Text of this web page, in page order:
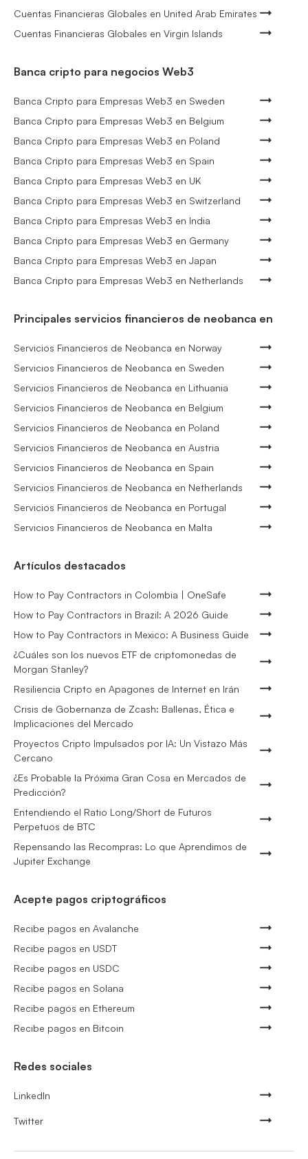
Cuentas Financieras Globales en United Arab Emirates
Cuentas Financieras Globales en Virgin Islands
Banca cripto para negocios Web3
Banca Cripto para Empresas Web3 en Sweden
Banca Cripto para Empresas Web3 en Belgium
Banca Cripto para Empresas Web3 en Poland
Banca Cripto para Empresas Web3 en Spain
Banca Cripto para Empresas Web3 en UK
Banca Cripto para Empresas Web3 en Switzerland
Banca Cripto para Empresas Web3 en India
Banca Cripto para Empresas Web3 en Germany
Banca Cripto para Empresas Web3 en Japan
Banca Cripto para Empresas Web3 en Netherlands
Principales servicios financieros de neobanca en
Servicios Financieros de Neobanca en Norway
Servicios Financieros de Neobanca en Sweden
Servicios Financieros de Neobanca en Lithuania
Servicios Financieros de Neobanca en Belgium
Servicios Financieros de Neobanca en Poland
Servicios Financieros de Neobanca en Austria
Servicios Financieros de Neobanca en Spain
Servicios Financieros de Neobanca en Netherlands
Servicios Financieros de Neobanca en Portugal
Servicios Financieros de Neobanca en Malta
Artículos destacados
How to Pay Contractors in Colombia | OneSafe
How to Pay Contractors in Brazil: A 2026 Guide
How to Pay Contractors in Mexico: A Business Guide
¿Cuáles son los nuevos ETF de criptomonedas de
Morgan Stanley?
Resiliencia Cripto en Apagones de Internet en Irán
Crisis de Gobernanza de Zcash: Ballenas, Ética e
Implicaciones del Mercado
Proyectos Cripto Impulsados por IA: Un Vistazo Más
Cercano
¿Es Probable la Próxima Gran Cosa en Mercados de
Predicción?
Entendiendo el Ratio Long/Short de Futuros
Perpetuos de BTC
Repensando las Recompras: Lo que Aprendimos de
Jupiter Exchange
Acepte pagos criptográficos
Recibe pagos en Avalanche
Recibe pagos en USDT
Recibe pagos en USDC
Recibe pagos en Solana
Recibe pagos en Ethereum
Recibe pagos en Bitcoin
Redes sociales
LinkedIn
Twitter